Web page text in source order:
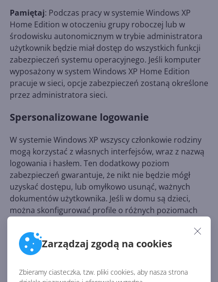
Zarządzaj zgodą na cookies
Zbieramy ciasteczka, tzw. pliki cookies, aby nasza strona
Pamiętaj: Podczas pracy w systemie Windows XP
Home Edition w otoczeniu grupy roboczej lub w
środowisku autonomicznym w trybie administratora
użytkownik będzie miał dostęp do wszystkich funkcji
zabezpieczeń systemu operacyjnego. Jeśli komputer
wyposażony w system Windows XP Home Edition
pracuje w sieci, opcje zabezpieczeń zostaną określone
przez administratora sieci.
Spersonalizowane logowanie
W systemie Windows XP wszyscy członkowie rodziny
mogą korzystać z własnych interfejsów, wraz z nazwą
logowania i hasłem. Ten dodatkowy poziom
zabezpieczeń gwarantuje, że nikt nie będzie mógł
uzyskać dostępu, lub omyłkowo usunąć, ważnych
dokumentów użytkownika. Jeśli w domu są dzieci,
można skonfigurować profile o różnych poziomach
witryn internetowych o nieodpowiedniej zawartości.
ZAAWANSOWANE